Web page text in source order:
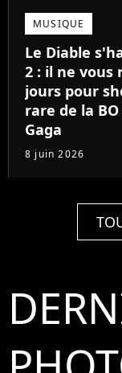
MUSIQUE
Le Diable
2 : il ne vous
jours pour
rare de la
Gaga
8 juin 2026